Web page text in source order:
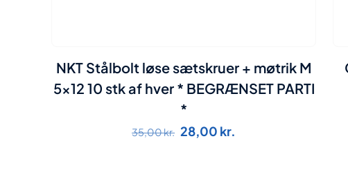
NKT Stålbolt løse sætskruer + møtrik M
5×12 10 stk af hver * BEGRÆNSET PARTI
*
35,00kr. Den
28,00 kr.